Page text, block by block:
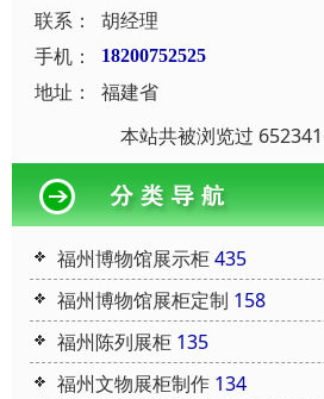
联系：
胡经理
手机：
18200752525
地址：
福建省
本站共被浏览过
福州博物馆展示柜435
福州博物馆展柜定制 158
福州陈列展柜 135
福州文物展柜制作 134